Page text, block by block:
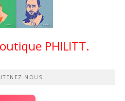
PHILITT.
NOUS